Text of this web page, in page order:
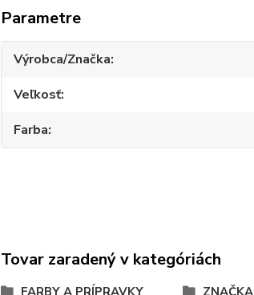
Parametre
Výrobca/Značka
Veľkosť
Farba
Tovar zaradený v kategóriách
FARBY A PRÍPRAVKY ZNAČKA